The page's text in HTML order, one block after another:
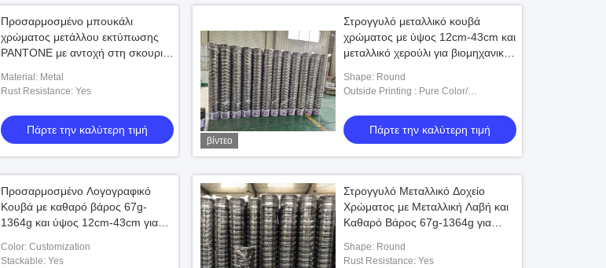
Προσαρμοσμένο μπουκάλι
χρώματος μετάλλου εκτύπωσης
PANTONE με αντοχή στη σκουριά
Material: Metal
Rust Resistance: Yes
Πάρτε την καλύτερη τιμή
βίντεο
Στρογγυλό μεταλλικό κουβά
χρώματος με ύψος 12cm-43cm και
μεταλλικό χερούλι για βιομηχανική
Shape: Round
Outside Printing : Pure Color/
Πάρτε την καλύτερη τιμή
Προσαρμοσμένο Λογογραφικό
Κουβά με καθαρό βάρος 67g-
1364g και ύψος 12cm-43cm για
Color: Customization
Stackable: Yes
Στρογγυλό Μεταλλικό Δοχείο
Χρώματος με Μεταλλική Λαβή και
Καθαρό Βάρος 67g-1364g για
Shape: Round
Rust Resistance: Yes